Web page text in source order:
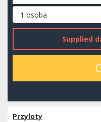
Supplied
Przyloty